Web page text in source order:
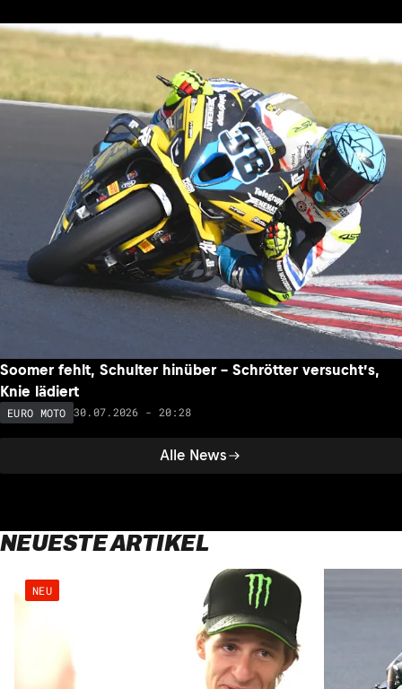
Alle News
Soomer fehlt, Schulter hinüber – Schrötter versucht’s,
Knie lädiert
EURO MOTO 30.07.2026 - 20:28
NEUESTE ARTIKEL
NEU